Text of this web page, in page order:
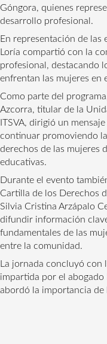
Góngora, quienes
desarrollo profesional.
En representación de las
Loría compartió con la
profesional, destacando
enfrentan las mujeres en
Como parte del
Azcorra, titular de la
ITSVA, dirigió un
continuar promoviendo
derechos de las mujeres
educativas.
Durante el evento
Cartilla de los Derechos
Silvia Cristina Arzápalo
difundir información
fundamentales de las
entre la comunidad.
La jornada concluyó con
impartida por el abogado
abordó la importancia de